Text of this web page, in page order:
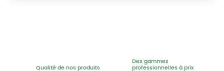
Qualité de nos produits
Des gammes
professionnelles à prix